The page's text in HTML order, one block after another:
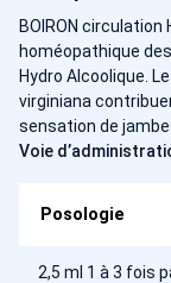
BOIRON
homéopathique
Hydro Alcoolique.
virginiana
sensation de
Voie
Posologie
2,5 ml 1 à 3 fois